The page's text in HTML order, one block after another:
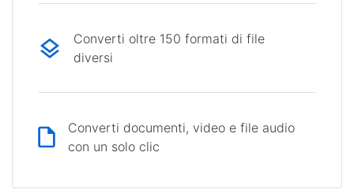
Converti oltre 150 formati di file
diversi
Converti documenti, video e file audio
con un solo clic